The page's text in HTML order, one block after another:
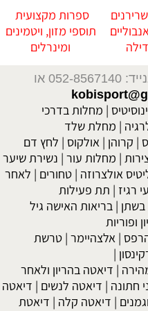
ספרות מקצועית
תוספי מזון, ויטמינים
ומינרלים
או
| מחלות בדרכי
| מחלת שלד
| קרוהן | אולקוס | לחץ דם
| מחלות עור | נשירת שיער
אולצרוזה |טחורים | לאחר
רגיז | תת פעילות
| בריאות האישה גיל
ופוריות
|אלצהיימר |טרשת
|
| דיאטה בהריון ולאחר
חתונה | דיאטה לנשים | דיאטה
| דיאטה קלה | דיאטת